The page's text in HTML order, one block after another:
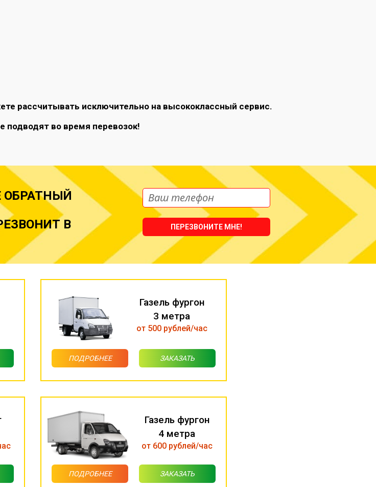
рассчитывать исключительно на высококлассный сервис.
подводят во время перевозок!
ОБРАТНЫЙ
В
ПЕРЕЗВОНИТЕ МНЕ!
Газель фургон
3 метра
от 500 рублей/час
ПОДРОБНЕЕ ЗАКАЗАТЬ
Газель фургон
4 метра
от 600 рублей/час
ПОДРОБНЕЕ ЗАКАЗАТЬ